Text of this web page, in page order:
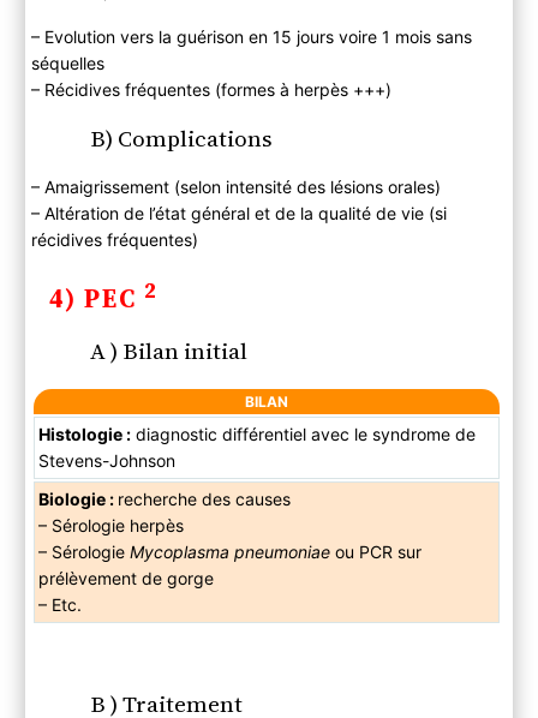
– Evolution vers la guérison en 15 jours voire 1 mois sans
séquelles
– Récidives fréquentes (formes à herpès +++)
B) Complications
– Amaigrissement (selon intensité des lésions orales)
– Altération de l’état général et de la qualité de vie (si
récidives fréquentes)
4) PEC 2
A ) Bilan initial
BILAN
Histologie : diagnostic différentiel avec le syndrome de
Stevens-Johnson
Biologie : recherche des causes
– Sérologie herpès
– SérologieMycoplasma pneumoniae ou PCR sur
prélèvement de gorge
– Etc.
B ) Traitement